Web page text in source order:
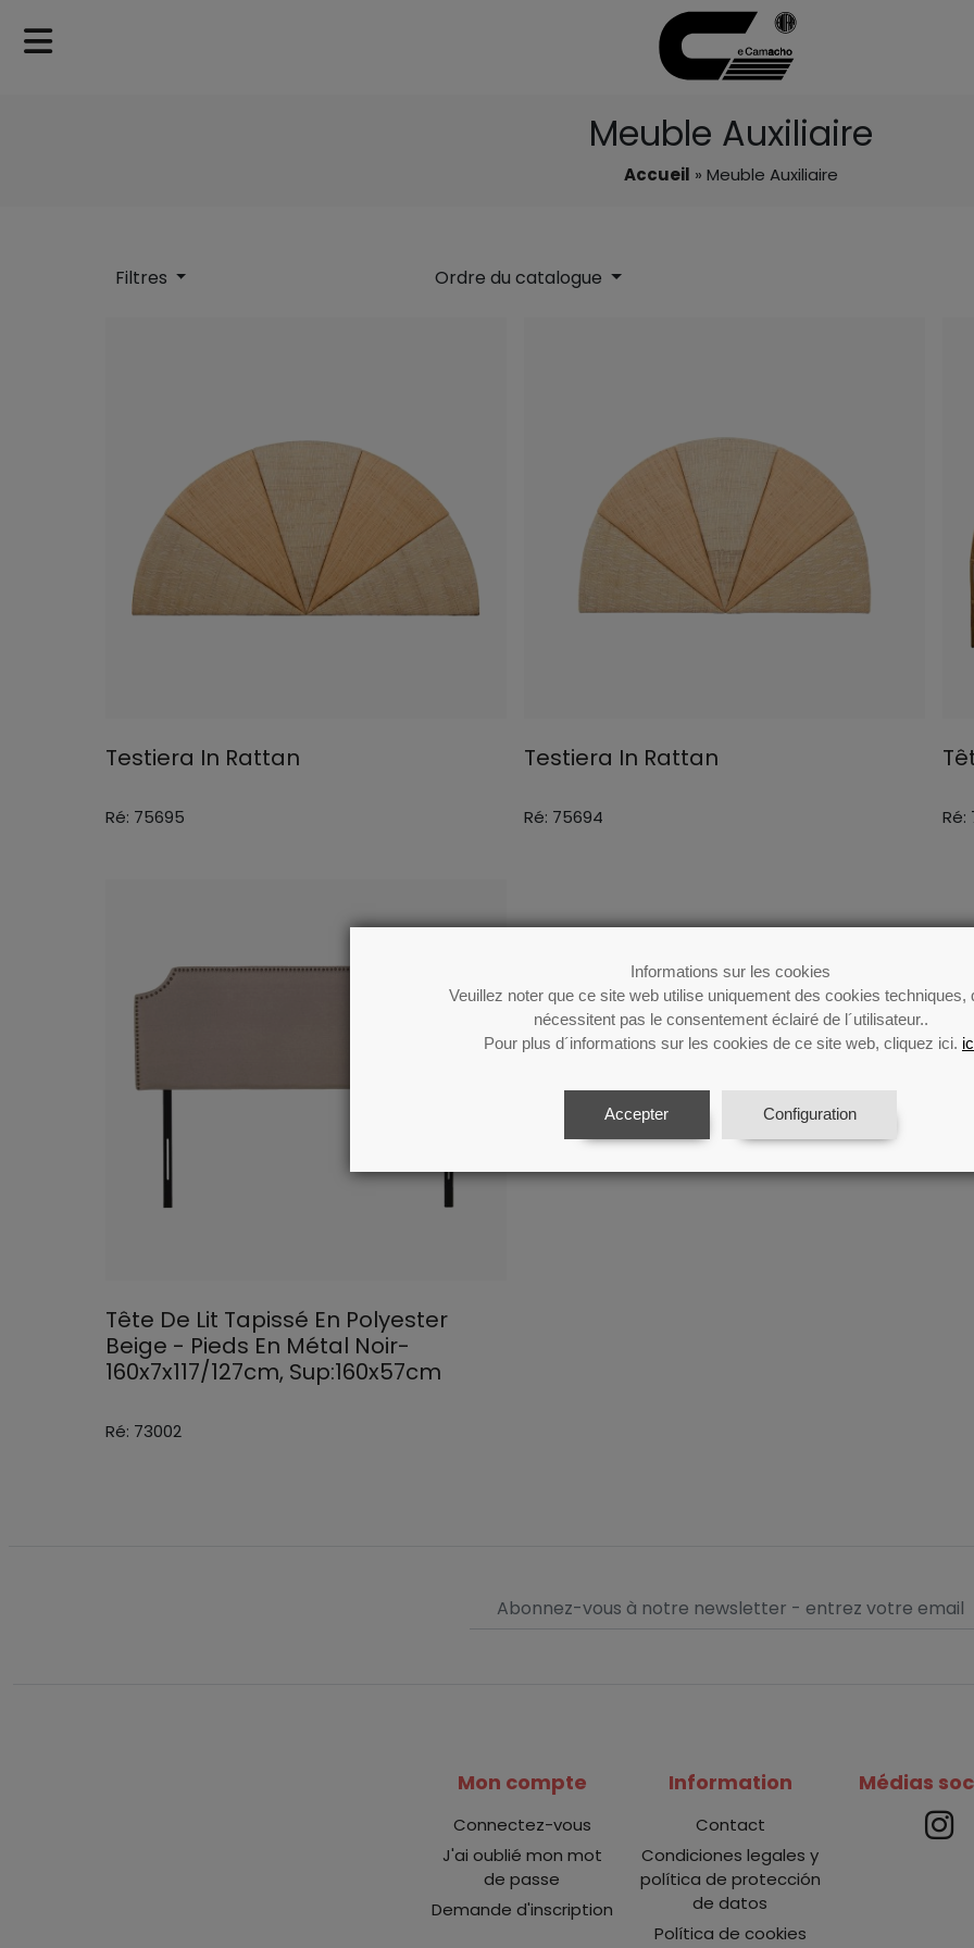
Informations sur les cookies
Veuillez noter que ce site web utilise uniquement des cookies techniques,
nécessitent pas le consentement éclairé de l´utilisateur..
Pour plus d´informations sur les cookies de ce site web, cliquez ici.
Accepter Configuration
Meuble Auxiliaire
Accueil » Meuble Auxiliaire
Filtres Ordre du catalogue
Testiera In Rattan
Ré: 75695
Testiera In Rattan
Ré: 75694 Ré:
Tête De Lit Tapissé En Polyester
Beige - Pieds En Métal Noir-
160x7x117/127cm, Sup:160x57cm
Ré: 73002
Mon compte
Connectez-vous
J'ai oublié mon mot
de passe
Demande d'inscription
Information
Contact
Condiciones legales y
política de protección
de datos
Política de cookies
Médias